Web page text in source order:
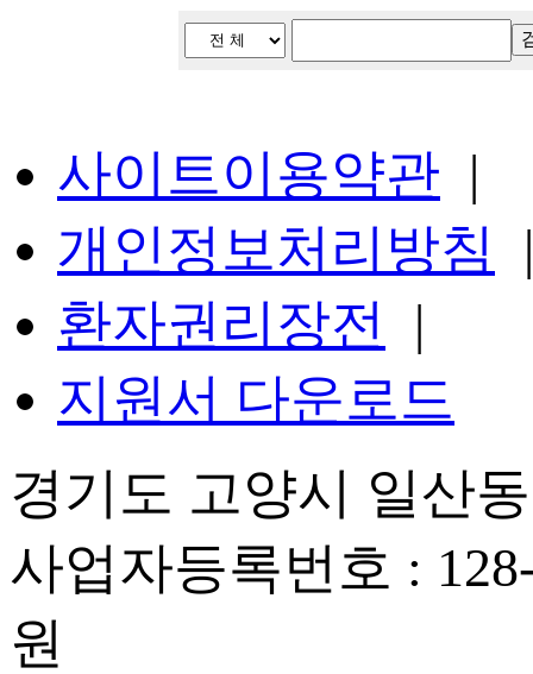
사이트이용약관 |
개인정보처리방침
환자권리장전
|
지원서 다운로드
경기도 고양시 일산
사업자등록번호 :
원